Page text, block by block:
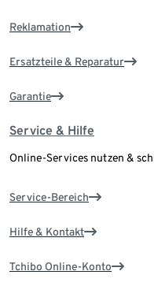
Reklamation
Ersatzteile & Reparatur
Garantie
Service & Hilfe
Online-Services nutzen &
Service-Bereich
Hilfe & Kontakt
Tchibo Online-Konto